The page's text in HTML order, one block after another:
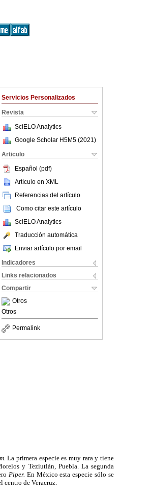
Servicios Personalizados
Revista
SciELO Analytics
Google Scholar H5M5 (2021 )
Articulo
Español (pdf)
Artículo en XML
Referencias del artículo
Como citar este artículo
SciELO Analytics
Traducción automática
Enviar artículo por email
Indicadores
Links relacionados
Compartir
Otros
Otros
Permalink
La primera especie es muy rara y tiene
y Teziutlán, Puebla. La segunda
Piper. En México esta especie sólo se
centro de Veracruz.